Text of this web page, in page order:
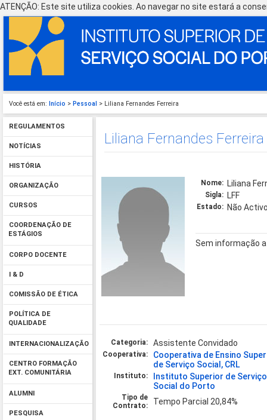
ATENÇÃO: Este site utiliza cookies. Ao navegar no site estará a
Você está em: Início > Pessoal > Liliana Fernandes Ferreira
REGULAMENTOS
NOTÍCIAS
HISTÓRIA
ORGANIZAÇÃO
CURSOS
COORDENAÇÃO DE
ESTÁGIOS
CORPO DOCENTE
I & D
COMISSÃO DE ÉTICA
POLÍTICA DE
QUALIDADE
INTERNACIONALIZAÇÃO
CENTRO FORMAÇÃO
EXT. COMUNITÁRIA
ALUMNI
PESQUISA
Liliana Fernandes Ferreira
Nome: Liliana
Sigla: LFF
Estado: Não
Sem informação
Categoria: Assistente Convidado
Cooperativa:
Cooperativa de Ensino
de Serviço Social, CRL
Instituto:
Instituto Superior de Serviço
Social do Porto
Tipo de
Contrato:
Tempo Parcial 20,84%